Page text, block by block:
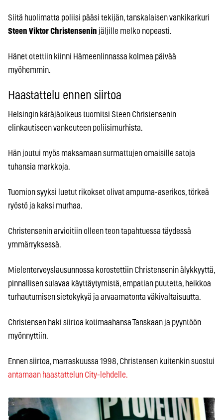
Siitä huolimatta poliisi pääsi tekijän, tanskalaisen vankikarkuri
Steen Viktor Christensenin jäljille melko nopeasti.
Hänet otettiin kiinni Hämeenlinnassa kolmea päivää
myöhemmin.
Haastattelu ennen siirtoa
Helsingin käräjäoikeus tuomitsi Steen Christensenin
elinkautiseen vankeuteen poliisimurhista.
Hän joutui myös maksamaan surmattujen omaisille satoja
tuhansia markkoja.
Tuomion syyksi luetut rikokset olivat ampuma-aserikos, törkeä
ryöstö ja kaksi murhaa.
Christensenin arvioitiin olleen teon tapahtuessa täydessä
ymmärryksessä.
Mielenterveyslausunnossa korostettiin Christensenin älykkyyttä,
pinnallisen sulavaa käyttäytymistä, empatian puutetta, heikkoa
turhautumisen sietokykyä ja arvaamatonta väkivaltaisuutta.
Christensen haki siirtoa kotimaahansa Tanskaan ja pyyntöön
myönnyttiin.
Ennen siirtoa, marraskuussa 1998, Christensen kuitenkin suostui
antamaan haastattelun City-lehdelle.